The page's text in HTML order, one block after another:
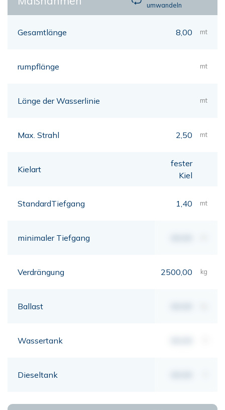
umwandeln
Gesamtlänge 8,00 mt
rumpflänge mt
Länge der Wasserlinie mt
Max. Strahl 2,50 mt
Kielart
fester
Kiel
StandardTiefgang 1,40 mt
minimaler Tiefgang
Verdrängung 2500,00 kg
Ballast
Wassertank
Dieseltank